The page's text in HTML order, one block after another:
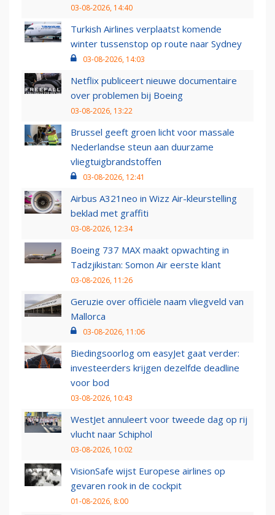
03-08-2026, 14:40
Turkish Airlines verplaatst komende
winter tussenstop op route naar Sydney
03-08-2026, 14:03
Netflix publiceert nieuwe documentaire
over problemen bij Boeing
03-08-2026, 13:22
Brussel geeft groen licht voor massale
Nederlandse steun aan duurzame
vliegtuigbrandstoffen
03-08-2026, 12:41
Airbus A321neo in Wizz Air-kleurstelling
beklad met graffiti
03-08-2026, 12:34
Boeing 737 MAX maakt opwachting in
Tadzjikistan: Somon Air eerste klant
03-08-2026, 11:26
Geruzie over officiële naam vliegveld van
Mallorca
03-08-2026, 11:06
Biedingsoorlog om easyJet gaat verder:
investeerders krijgen dezelfde deadline
voor bod
03-08-2026, 10:43
WestJet annuleert voor tweede dag op rij
vlucht naar Schiphol
03-08-2026, 10:02
VisionSafe wijst Europese airlines op
gevaren rook in de cockpit
01-08-2026, 8:00